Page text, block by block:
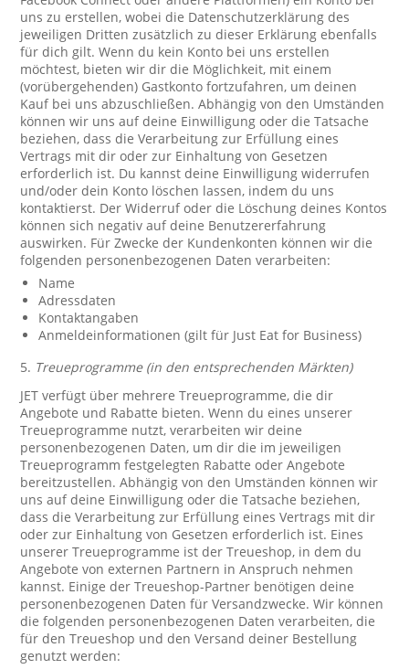
uns zu erstellen, wobei die Datenschutzerklärung des
jeweiligen Dritten zusätzlich zu dieser Erklärung ebenfalls
für dich gilt. Wenn du kein Konto bei uns erstellen
möchtest, bieten wir dir die Möglichkeit, mit einem
(vorübergehenden) Gastkonto fortzufahren, um deinen
Kauf bei uns abzuschließen. Abhängig von den Umständen
können wir uns auf deine Einwilligung oder die Tatsache
beziehen, dass die Verarbeitung zur Erfüllung eines
Vertrags mit dir oder zur Einhaltung von Gesetzen
erforderlich ist. Du kannst deine Einwilligung widerrufen
und/oder dein Konto löschen lassen, indem du uns
kontaktierst. Der Widerruf oder die Löschung deines Kontos
können sich negativ auf deine Benutzererfahrung
auswirken. Für Zwecke der Kundenkonten können wir die
folgenden personenbezogenen Daten verarbeiten:
Name
Adressdaten
Kontaktangaben
Anmeldeinformationen (gilt für Just Eat for Business)
5. Treueprogramme (in den entsprechenden Märkten)
JET verfügt über mehrere Treueprogramme, die dir
Angebote und Rabatte bieten. Wenn du eines unserer
Treueprogramme nutzt, verarbeiten wir deine
personenbezogenen Daten, um dir die im jeweiligen
Treueprogramm festgelegten Rabatte oder Angebote
bereitzustellen. Abhängig von den Umständen können wir
uns auf deine Einwilligung oder die Tatsache beziehen,
dass die Verarbeitung zur Erfüllung eines Vertrags mit dir
oder zur Einhaltung von Gesetzen erforderlich ist. Eines
unserer Treueprogramme ist der Treueshop, in dem du
Angebote von externen Partnern in Anspruch nehmen
kannst. Einige der Treueshop-Partner benötigen deine
personenbezogenen Daten für Versandzwecke. Wir können
die folgenden personenbezogenen Daten verarbeiten, die
für den Treueshop und den Versand deiner Bestellung
genutzt werden: